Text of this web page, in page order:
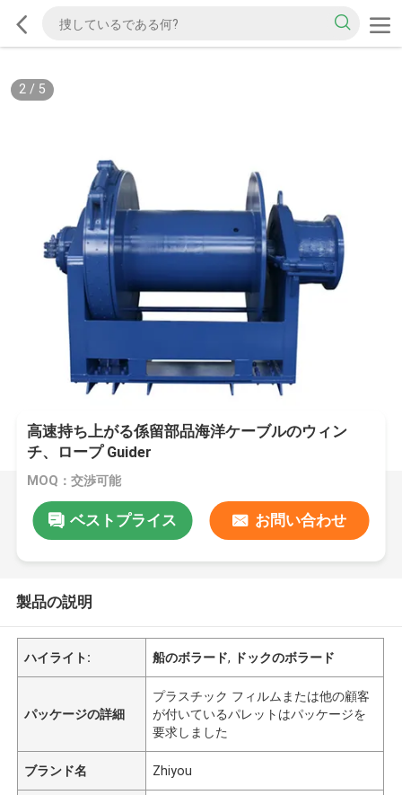
2/ 5
高速持ち上がる係留部品海洋ケーブルのウィン
チ、ロープ Guider
MOQ：交渉可能
ベストプライス お問い合わせ
製品の説明
ハイライト: 船のボラード, ドックのボラード
パッケージの詳細
プラスチック フィルムまたは他の顧客
が付いているパレットはパッケージを
要求しました
ブランド名 Zhiyou